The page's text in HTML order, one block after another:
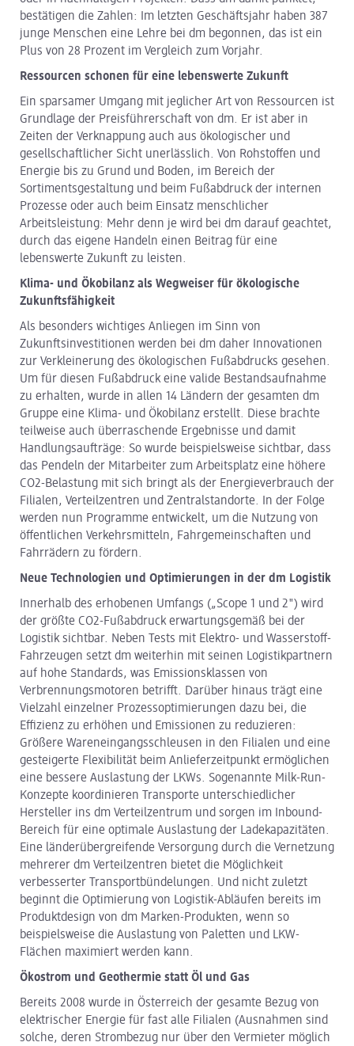
bestätigen die Zahlen: Im letzten Geschäftsjahr haben 387
junge Menschen eine Lehre bei dm begonnen, das ist ein
Plus von 28 Prozent im Vergleich zum Vorjahr.
Ressourcen schonen für eine lebenswerte Zukunft
Ein sparsamer Umgang mit jeglicher Art von Ressourcen ist
Grundlage der Preisführerschaft von dm. Er ist aber in
Zeiten der Verknappung auch aus ökologischer und
gesellschaftlicher Sicht unerlässlich. Von Rohstoffen und
Energie bis zu Grund und Boden, im Bereich der
Sortimentsgestaltung und beim Fußabdruck der internen
Prozesse oder auch beim Einsatz menschlicher
Arbeitsleistung: Mehr denn je wird bei dm darauf geachtet,
durch das eigene Handeln einen Beitrag für eine
lebenswerte Zukunft zu leisten.
Klima- und Ökobilanz als Wegweiser für ökologische
Zukunftsfähigkeit
Als besonders wichtiges Anliegen im Sinn von
Zukunftsinvestitionen werden bei dm daher Innovationen
zur Verkleinerung des ökologischen Fußabdrucks gesehen.
Um für diesen Fußabdruck eine valide Bestandsaufnahme
zu erhalten, wurde in allen 14 Ländern der gesamten dm
Gruppe eine Klima- und Ökobilanz erstellt. Diese brachte
teilweise auch überraschende Ergebnisse und damit
Handlungsaufträge: So wurde beispielsweise sichtbar, dass
das Pendeln der Mitarbeiter zum Arbeitsplatz eine höhere
CO2-Belastung mit sich bringt als der Energieverbrauch der
Filialen, Verteilzentren und Zentralstandorte. In der Folge
werden nun Programme entwickelt, um die Nutzung von
öffentlichen Verkehrsmitteln, Fahrgemeinschaften und
Fahrrädern zu fördern.
Neue Technologien und Optimierungen in der dm Logistik
Innerhalb des erhobenen Umfangs („Scope 1 und 2") wird
der größte CO2-Fußabdruck erwartungsgemäß bei der
Logistik sichtbar. Neben Tests mit Elektro- und Wasserstoff-
Fahrzeugen setzt dm weiterhin mit seinen Logistikpartnern
auf hohe Standards, was Emissionsklassen von
Verbrennungsmotoren betrifft. Darüber hinaus trägt eine
Vielzahl einzelner Prozessoptimierungen dazu bei, die
Effizienz zu erhöhen und Emissionen zu reduzieren:
Größere Wareneingangsschleusen in den Filialen und eine
gesteigerte Flexibilität beim Anlieferzeitpunkt ermöglichen
eine bessere Auslastung der LKWs. Sogenannte Milk-Run-
Konzepte koordinieren Transporte unterschiedlicher
Hersteller ins dm Verteilzentrum und sorgen im Inbound-
Bereich für eine optimale Auslastung der Ladekapazitäten.
Eine länderübergreifende Versorgung durch die Vernetzung
mehrerer dm Verteilzentren bietet die Möglichkeit
verbesserter Transportbündelungen. Und nicht zuletzt
beginnt die Optimierung von Logistik-Abläufen bereits im
Produktdesign von dm Marken-Produkten, wenn so
beispielsweise die Auslastung von Paletten und LKW-
Flächen maximiert werden kann.
Ökostrom und Geothermie statt Öl und Gas
Bereits 2008 wurde in Österreich der gesamte Bezug von
elektrischer Energie für fast alle Filialen (Ausnahmen sind
solche, deren Strombezug nur über den Vermieter möglich